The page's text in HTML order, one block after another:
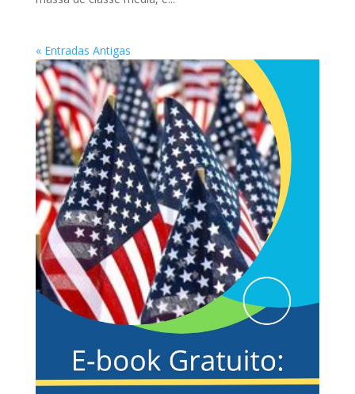
« Entradas Antigas